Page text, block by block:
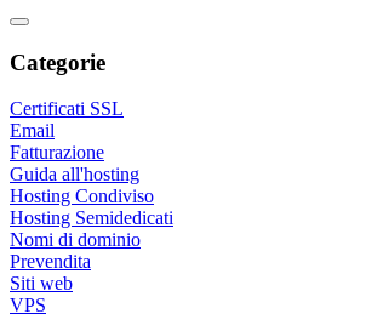
Categorie
Certificati SSL
Email
Fatturazione
Guida all'hosting
Hosting Condiviso
Hosting Semidedicati
Nomi di dominio
Prevendita
Siti web
VPS